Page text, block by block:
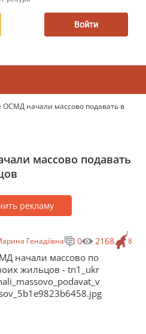
Войти
ОСМД начали массово подавать в
массово подавать
рекламу
Генадіївна 8
0 2168